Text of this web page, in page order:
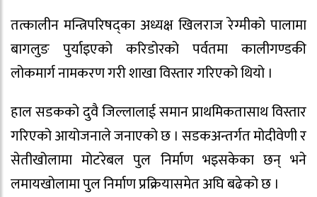
तत्कालीन मन्त्रिपरिषद्का अध्यक्ष खिलराज रेग्मीको पालामा
बागलुङ पुर्याइएको करिडोरको पर्वतमा कालीगण्डकी
लोकमार्ग नामकरण गरी शाखा विस्तार गरिएको थियो ।
हाल सडकको दुवै जिल्लालाई समान प्राथमिकतासाथ विस्तार
गरिएको आयोजनाले जनाएको छ । सडकअन्तर्गत मोदीवेणी र
सेतीखोलामा मोटरेबल पुल निर्माण भइसकेका छन् भने
लमायखोलामा पुल निर्माण प्रक्रियासमेत अघि बढेको छ ।